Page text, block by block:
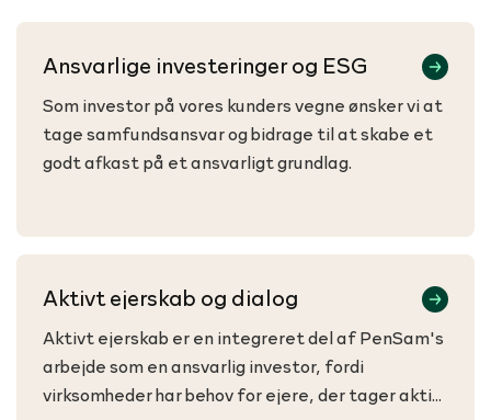
Ansvarlige investeringer og ESG
Som investor på vores kunders vegne ønsker vi at
tage samfundsansvar og bidrage til at skabe et
godt afkast på et ansvarligt grundlag.
Aktivt ejerskab og dialog
Aktivt ejerskab er en integreret del af PenSam's
arbejde som en ansvarlig investor, fordi
virksomheder har behov for ejere, der tager aktiv